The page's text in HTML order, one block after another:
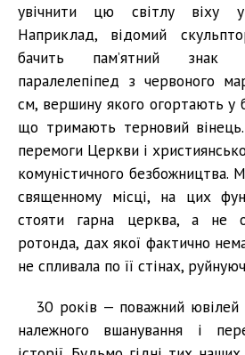
увічнити цю світлу віху
Наприклад, відомий
бачить пам’ятний знак
паралелепіпед з червоного
см, вершину якого огортають у
що тримають терновий
перемоги Церкви і
комуністичного
священному місці, на цих
стояти гарна церква, а не
ротонда, дах якої фактично
не спливала по її стінах,
30 років — поважний
належного вшанування і